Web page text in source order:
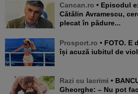
Cancan.ro • Episodul extrem din dosarul lui
Cătălin Avramescu,
plecat în pădure...
Prosport.ro • FOTO. E de-o frumusețe rară, dar
își acuză iubitul de
Razi cu lacrimi • BANCUL ZILEI. Badea
Gheorghe: – Nu pot